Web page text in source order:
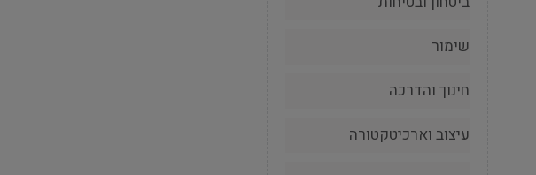
שימור
חינוך והדרכה
עיצוב וארכיטקטורה